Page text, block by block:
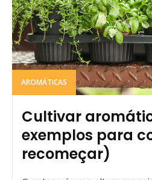
AROMÁTICAS
Cultivar
exemplos para
recomeçar)